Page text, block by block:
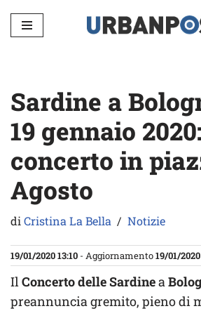
Vai
Sardine a
19 gennaio
concerto in
Agosto
diCristina La Bella Notizie
19/01/2020 13:10 - Aggiornamento19/01/
IlConcerto delle Sardinea
preannuncia gremito, pieno di